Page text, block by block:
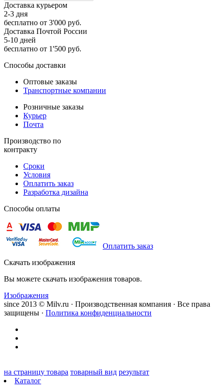
Доставка курьером
2-3 дня
бесплатно от 3'000 руб.
Доставка Почтой России
5-10 дней
бесплатно от 1'500 руб.
Способы доставки
Оптовые заказы
Транспортные компании
Розничные заказы
Курьер
Почта
Производство по
контракту
Сроки
Условия
Оплатить заказ
Разработка дизайна
Способы оплаты
Оплатить заказ
Скачать изображения
Вы можете скачать изображения товаров.
Изображения
since 2013 © Milv.ru · Производственная компания · Все права
защищены · Политика конфиденциальности
на страницу товара товарный вид результат
Каталог